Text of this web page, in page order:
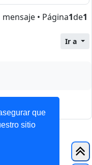
que
sitio
mensaje • Página1de1
Ir a